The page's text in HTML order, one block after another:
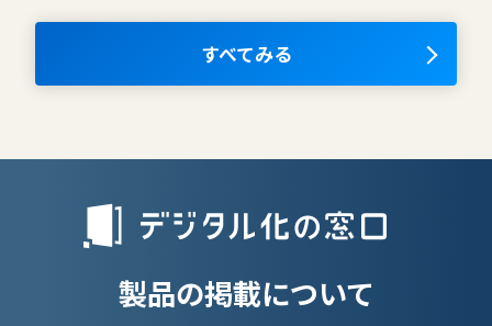
ナレッジマネジメントツール
OKRツール
授業支援シス
すべてみる
製品の掲載について